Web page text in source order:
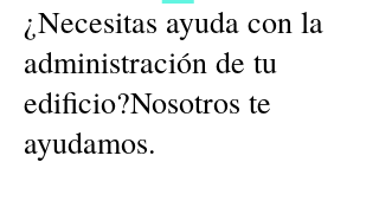
¿Necesitas ayuda con la
administración de tu
edificio?Nosotros te
ayudamos.​